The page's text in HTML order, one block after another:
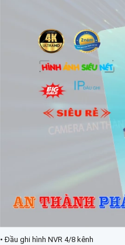
• Đầu ghi hình NVR 4/8 kênh